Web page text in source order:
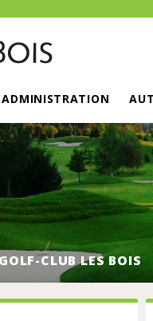
ADMINISTRATION
GOLF-CLUB LES BOIS